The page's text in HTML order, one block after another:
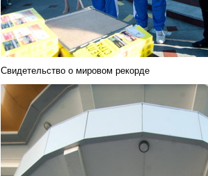
Свидетельство о мировом рекорде